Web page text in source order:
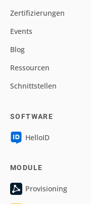
Zertifizierungen
Events
Blog
Ressourcen
Schnittstellen
SOFTWARE
HelloID
MODULE
Provisioning